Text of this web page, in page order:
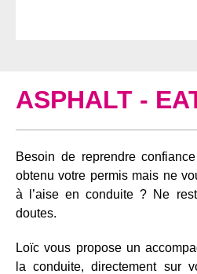
ASPHALT -
Besoin de reprendre
obtenu votre permis mais ne
à l’aise en conduite ? Ne
doutes.
Loïc vous propose un
la conduite, directement sur